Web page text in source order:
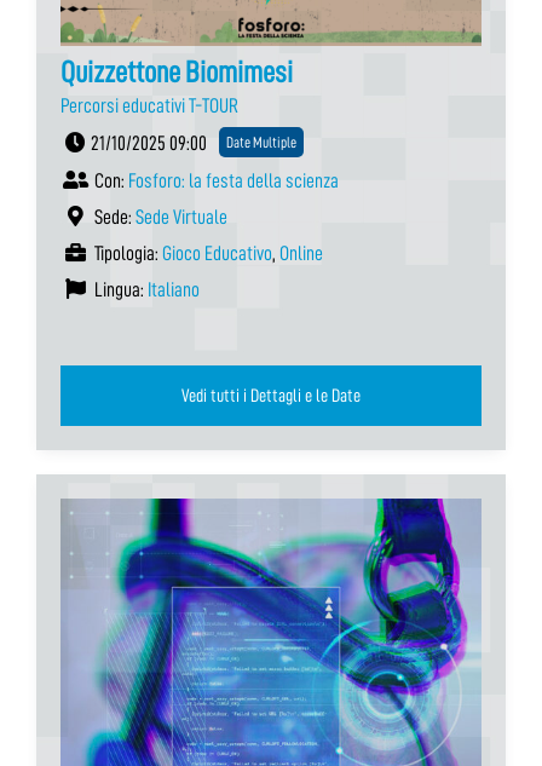
Quizzettone Biomimesi
Percorsi educativi T-TOUR
21/10/2025 09:00
Date Multiple
Con: Fosforo: la festa della scienza
Sede: Sede Virtuale
Tipologia: Gioco Educativo, Online
Lingua: Italiano
Vedi tutti i Dettagli e le Date